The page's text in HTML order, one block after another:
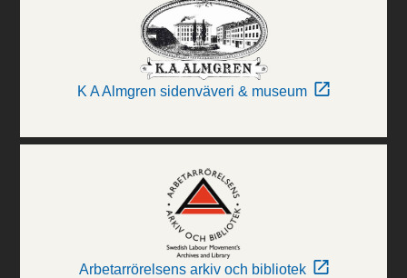
K A Almgren sidenväveri & museum
Arbetarrörelsens arkiv och bibliotek